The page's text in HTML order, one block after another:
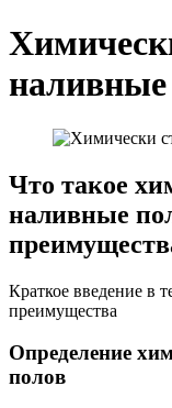
Что такое
наливные
Краткое введение в
преимущества
Определение
полов